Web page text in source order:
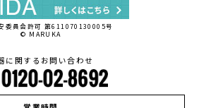
委員会許可 第611070130005号
© MARUKA
に関するお問い合わせ